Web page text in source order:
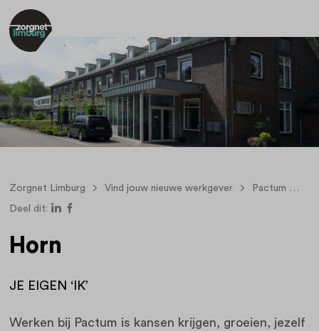
Zorgnet Limburg Vind jouw nieuwe werkgever Pactum
Deel dit:
Horn
JE EIGEN ‘IK’
Werken bij Pactum is kansen krijgen, groeien, jezelf